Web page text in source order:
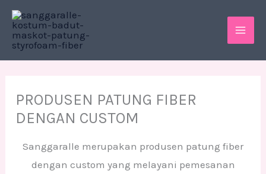
Skip
content
PRODUSEN PATUNG FIBER
DENGAN CUSTOM
Sanggaralle merupakan produsen patung fiber
dengan custom yang melayani pemesanan